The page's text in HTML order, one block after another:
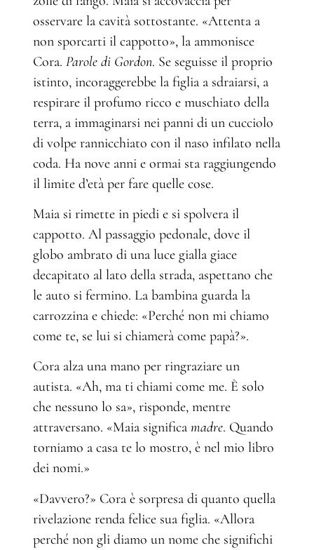
osservare la cavità sottostante. «Attenta a
non sporcarti il cappotto», la ammonisce
Cora. Parole di Gordon. Se seguisse il proprio
istinto, incoraggerebbe la figlia a sdraiarsi, a
respirare il profumo ricco e muschiato della
terra, a immaginarsi nei panni di un cucciolo
di volpe rannicchiato con il naso infilato nella
coda. Ha nove anni e ormai sta raggiungendo
il limite d’età per fare quelle cose.
Maia si rimette in piedi e si spolvera il
cappotto. Al passaggio pedonale, dove il
globo ambrato di una luce gialla giace
decapitato al lato della strada, aspettano che
le auto si fermino. La bambina guarda la
carrozzina e chiede: «Perché non mi chiamo
come te, se lui si chiamerà come papà?».
Cora alza una mano per ringraziare un
autista. «Ah, ma ti chiami come me. È solo
che nessuno lo sa», risponde, mentre
attraversano. «Maia significa madre. Quando
torniamo a casa te lo mostro, è nel mio libro
dei nomi.»
«Davvero?» Cora è sorpresa di quanto quella
rivelazione renda felice sua figlia. «Allora
perché non gli diamo un nome che significhi